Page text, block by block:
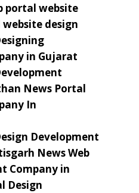
portal website
design
in Gujarat
News Portal
In
Development
News Web
Company in
Design